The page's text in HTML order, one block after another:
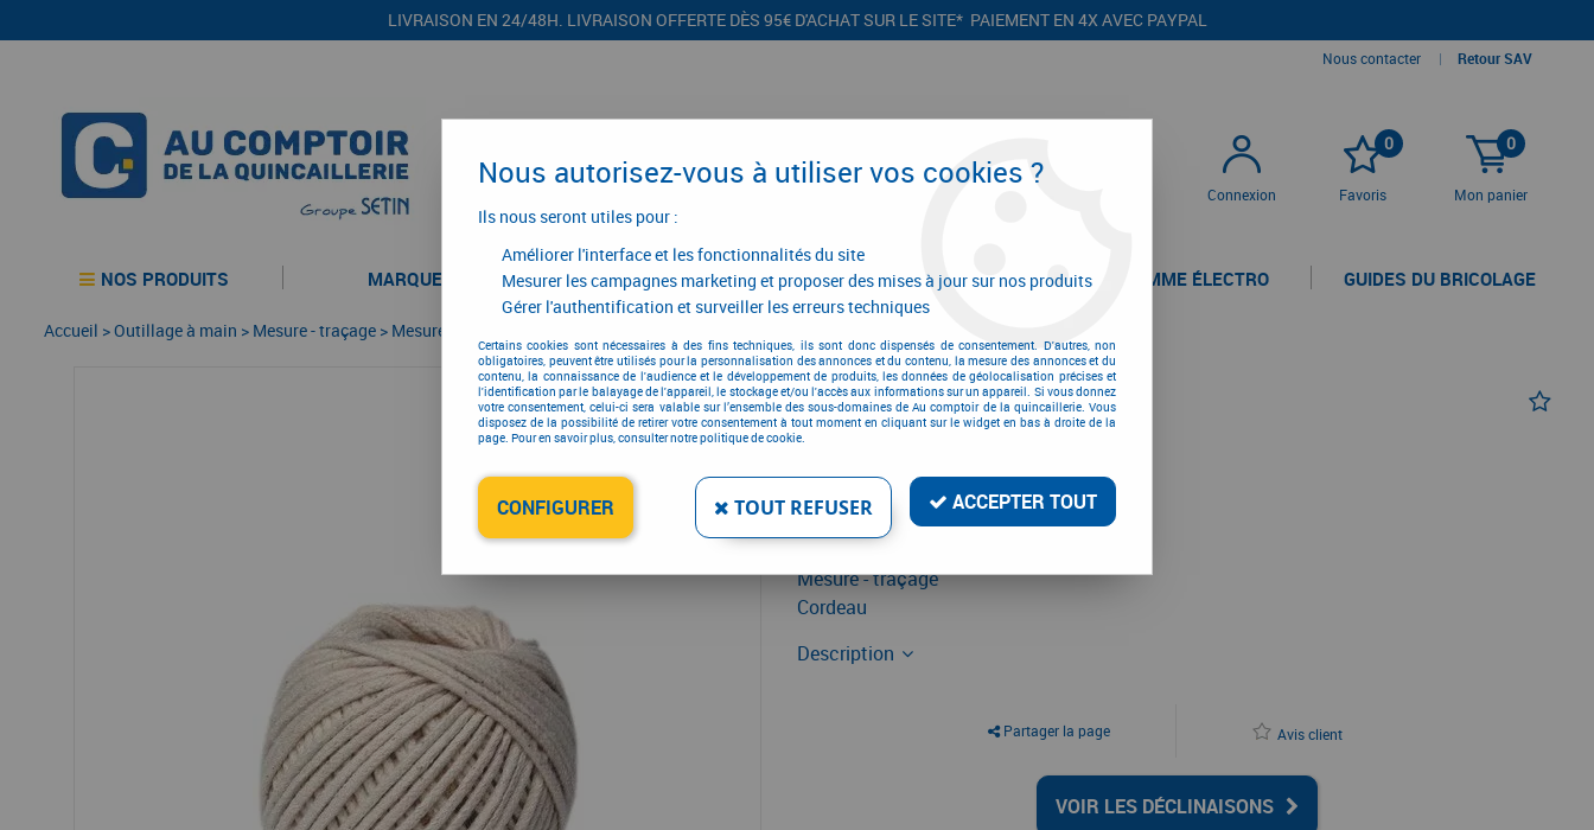
LIVRAISON EN 24/48H. LIVRAISON OFFERTE DÈS 95€ D'ACHAT SUR LE SITE* PAIEMENT EN 4X AVEC PAYPAL
Nous contacter | Retour SAV
Connexion
0
Favoris
0
Mon panier
NOS PRODUITS MARQUES CONFIGURATEURS PROMOTIONS LA GAMME ÉLECTRO GUIDES DU BRICOLAGE
Accueil >Outillage à main > Mesure - traçage > Mesure - traçage
COTON TRESSÉ
Réf. :6499
À partir de 13,18€TTC
Mesure - traçage
Cordeau
Description
Partager la page Avis client
VOIR LES DÉCLINAISONS
Nous autorisez-vous à utiliser vos cookies ?
Ils nous seront utiles pour :
Améliorer l'interface et les fonctionnalités du site
Mesurer les campagnes marketing et proposer des mises à jour sur nos produits
Gérer l'authentification et surveiller les erreurs techniques
Certains cookies sont nécessaires à des fins techniques, ils sont donc dispensés de consentement. D'autres, non
obligatoires, peuvent être utilisés pour la personnalisation des annonces et du contenu, la mesure des annonces et du
contenu, la connaissance de l'audience et le développement de produits, les données de géolocalisation précises et
l'identification par le balayage de l'appareil, le stockage et/ou l'accès aux informations sur un appareil. Si vous donnez
votre consentement, celui-ci sera valable sur l’ensemble des sous-domaines de Au comptoir de la quincaillerie. Vous
disposez de la possibilité de retirer votre consentement à tout moment en cliquant sur le widget en bas à droite de la
page. Pour en savoir plus, consulter notre politique de cookie.
CONFIGURER TOUT REFUSER ACCEPTER TOUT